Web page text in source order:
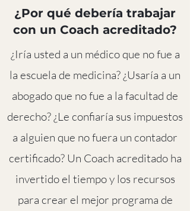
¿Por qué debería trabajar
con un Coach acreditado?
¿Iría usted a un médico que no fue a
la escuela de medicina? ¿Usaría a un
abogado que no fue a la facultad de
derecho? ¿Le confiaría sus impuestos
a alguien que no fuera un contador
certificado? Un Coach acreditado ha
invertido el tiempo y los recursos
para crear el mejor programa de